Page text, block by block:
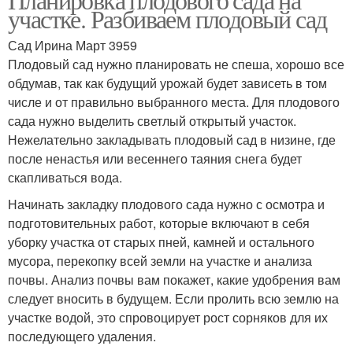
Сад в дереве
Уход за плодовыми
Малоуходный сад Молодой сад
участке. Разбиваем плодовый сад
Сад Ирина Март 3959
Плодовый сад нужно планировать не спеша, хорошо все
обдумав, так как будущий урожай будет зависеть в том
числе и от правильно выбранного места. Для плодового
сада нужно выделить светлый открытый участок.
Нежелательно закладывать плодовый сад в низине, где
после ненастья или весеннего таяния снега будет
скапливаться вода.
Начинать закладку плодового сада нужно с осмотра и
подготовительных работ, которые включают в себя
уборку участка от старых пней, камней и остального
мусора, перекопку всей земли на участке и анализа
почвы. Анализ почвы вам покажет, какие удобрения вам
следует вносить в будущем. Если пролить всю землю на
участке водой, это спровоцирует рост сорняков для их
последующего удаления.